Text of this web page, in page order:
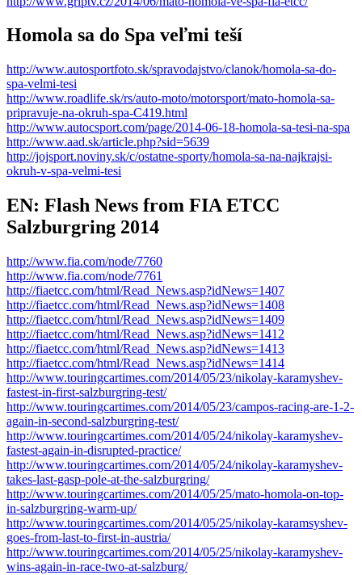
Homola sa do Spa veľmi teší
http://www.autosportfoto.sk/spravodajstvo/clanok/homola-sa-do-
spa-velmi-tesi
http://www.roadlife.sk/rs/auto-moto/motorsport/mato-homola-sa-
pripravuje-na-okruh-spa-C419.html
http://www.autocsport.com/page/2014-06-18-homola-sa-tesi-na-spa
http://www.aad.sk/article.php?sid=5639
http://jojsport.noviny.sk/c/ostatne-sporty/homola-sa-na-najkrajsi-
okruh-v-spa-velmi-tesi
EN: Flash News from FIA ETCC
Salzburgring 2014
http://www.fia.com/node/7760
http://www.fia.com/node/7761
http://fiaetcc.com/html/Read_News.asp?idNews=1407
http://fiaetcc.com/html/Read_News.asp?idNews=1408
http://fiaetcc.com/html/Read_News.asp?idNews=1409
http://fiaetcc.com/html/Read_News.asp?idNews=1412
http://fiaetcc.com/html/Read_News.asp?idNews=1413
http://fiaetcc.com/html/Read_News.asp?idNews=1414
http://www.touringcartimes.com/2014/05/23/nikolay-karamyshev-
fastest-in-first-salzburgring-test/
http://www.touringcartimes.com/2014/05/23/campos-racing-are-1-2-
again-in-second-salzburgring-test/
http://www.touringcartimes.com/2014/05/24/nikolay-karamyshev-
fastest-again-in-disrupted-practice/
http://www.touringcartimes.com/2014/05/24/nikolay-karamyshev-
takes-last-gasp-pole-at-the-salzburgring/
http://www.touringcartimes.com/2014/05/25/mato-homola-on-top-
in-salzburgring-warm-up/
http://www.touringcartimes.com/2014/05/25/nikolay-karamsyshev-
goes-from-last-to-first-in-austria/
http://www.touringcartimes.com/2014/05/25/nikolay-karamyshev-
wins-again-in-race-two-at-salzburg/